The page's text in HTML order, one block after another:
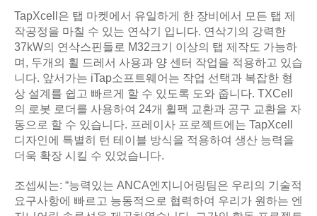
TapXcell은 탭 마켓에서 유일하게 한 장비에서 모든 탭 제
작공정을 마칠 수 있는 연삭기 입니다. 연삭기의 강력한
37kW의 연삭스핀들로 M32크기 이상의 탭 제작도 가능하
며, 두개의 휠 드레서 사용과 양 센터 작업을 적용하고 있습
니다. 앞서가는 iTap소프트웨어는 작업 선택과 복잡한 형
상 설계를 쉽고 빠르게 할 수 있도록 도와 줍니다. TXCell
의 로봇 로더를 사용하여 24개 휠팩 교환과 공구 교환을 자
동으로 할 수 있습니다. 프레이사 프로젝트에는 TapXcell
디자인에 특별히 턴 테이블 방식을 적용하여 생산 능력을
더욱 확장 시킬 수 있었습니다.
조셉씨는: “능력있는 ANCA엔지니어링팀은 우리의 기술적
요구사항에 빠르고 능동적으로 협력하여 우리가 원하는 엔